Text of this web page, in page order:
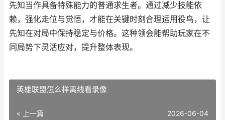
先知当作具备特殊能力的普通求生者。通过减少技能依
赖，强化走位与觉悟，才能在关键时刻合理运用役鸟，让
先知在对局中保持稳定与价格。这种领会能帮助玩家在不
同局势下灵活应对，提升整体表现。
英雄联盟怎么样离线看录像
« 上一篇 2026-06-04